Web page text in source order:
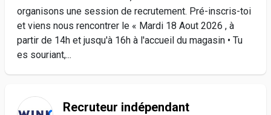
organisons une session de recrutement. Pré-inscris-toi
et viens nous rencontrer le « Mardi 18 Aout 2026 , à
partir de 14h et jusqu'à 16h à l'accueil du magasin • Tu
es souriant,...
Recruteur indépendant